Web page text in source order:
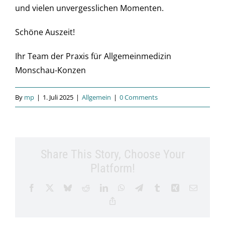
und vielen unvergesslichen Momenten.
Schöne Auszeit!
Ihr Team der Praxis für Allgemeinmedizin
Monschau-Konzen
By mp | 1. Juli 2025 | Allgemein | 0 Comments
Share This Story, Choose Your
Platform!
Facebook BlueskyRedditLinkedInWhatsApp
TelegramTumblr Xing Email